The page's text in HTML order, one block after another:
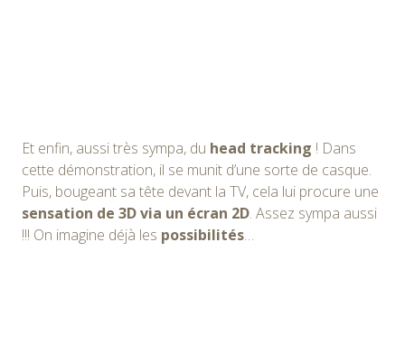
Et enfin, aussi très sympa, du head tracking ! Dans
cette démonstration, il se munit d’une sorte de casque.
Puis, bougeant sa tête devant la TV, cela lui procure une
sensation de 3D via un écran 2D. Assez sympa aussi
!!! On imagine déjà les possibilités…